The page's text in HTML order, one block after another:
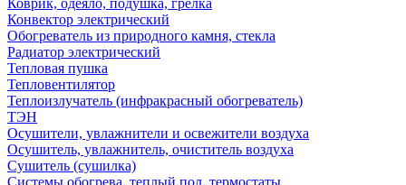
Коврик, одеяло, подушка, грелка
Конвектор электрический
Обогреватель из природного камня, стекла
Радиатор электрический
Тепловая пушка
Тепловентилятор
Теплоизлучатель (инфракрасный обогреватель)
ТЭН
Осушители, увлажнители и освежители воздуха
Осушитель, увлажнитель, очиститель воздуха
Сушитель (сушилка)
Системы обогрева, теплый пол, термостаты